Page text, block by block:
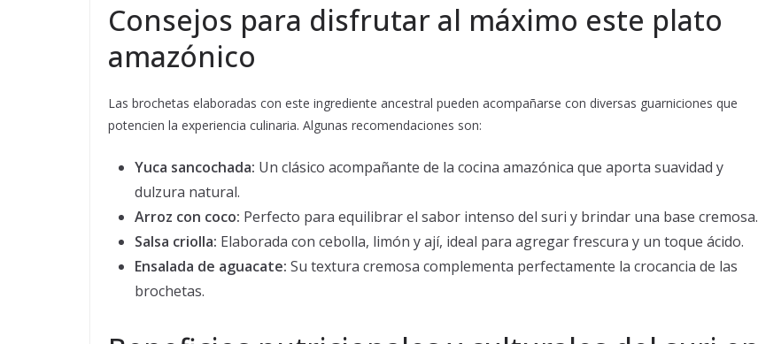
Consejos para disfrutar al máximo este plato
amazónico
Las brochetas elaboradas con este ingrediente ancestral pueden acompañarse con diversas guarniciones que
potencien la experiencia culinaria. Algunas recomendaciones son:
Yuca sancochada: Un clásico acompañante de la cocina amazónica que aporta suavidad y
dulzura natural.
Arroz con coco: Perfecto para equilibrar el sabor intenso del suri y brindar una base cremosa.
Salsa criolla: Elaborada con cebolla, limón y ají, ideal para agregar frescura y un toque ácido.
Ensalada de aguacate: Su textura cremosa complementa perfectamente la crocancia de las
brochetas.